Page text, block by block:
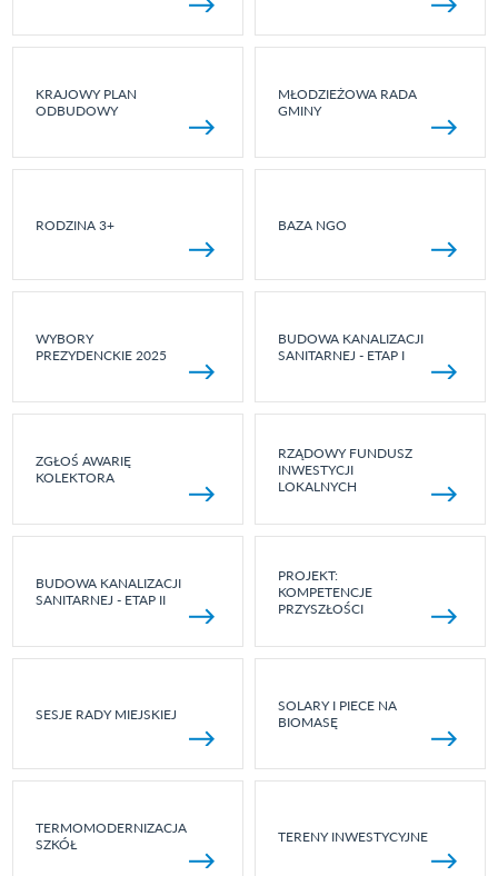
KRAJOWY PLAN
ODBUDOWY
MŁODZIEŻOWA RADA
GMINY
RODZINA 3+ BAZA NGO
WYBORY
PREZYDENCKIE 2025
BUDOWA KANALIZACJI
SANITARNEJ - ETAP I
ZGŁOŚ AWARIĘ
KOLEKTORA
RZĄDOWY FUNDUSZ
INWESTYCJI
LOKALNYCH
BUDOWA KANALIZACJI
SANITARNEJ - ETAP II
PROJEKT:
KOMPETENCJE
PRZYSZŁOŚCI
SESJE RADY MIEJSKIEJ
SOLARY I PIECE NA
BIOMASĘ
TERMOMODERNIZACJA
SZKÓŁ
TERENY INWESTYCYJNE